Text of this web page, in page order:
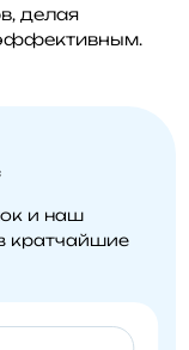
делая
и наш
кратчайшие